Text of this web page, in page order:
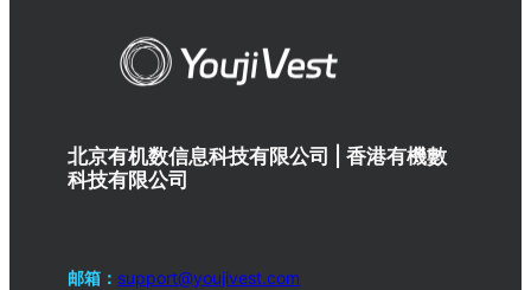
北京有机数信息科技有限公司 | 香港有機數
科技有限公司
邮箱： support@youjivest.com